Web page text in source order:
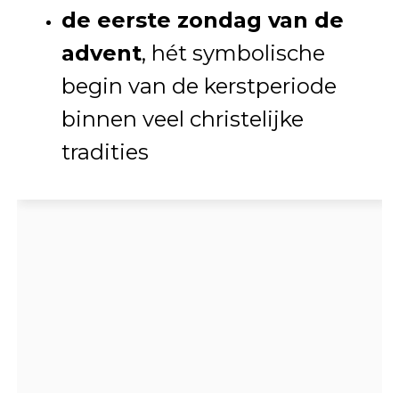
de eerste zondag van de
advent, hét symbolische
begin van de kerstperiode
binnen veel christelijke
tradities